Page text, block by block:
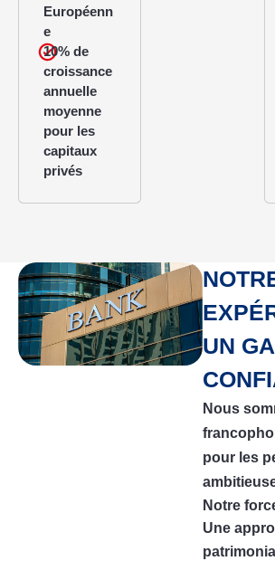
Européenn
e
10% de
croissance
annuelle
moyenne
pour les
capitaux
privés
UN
Nous
pour les
Notre
Une